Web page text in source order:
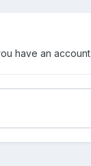
have an account,